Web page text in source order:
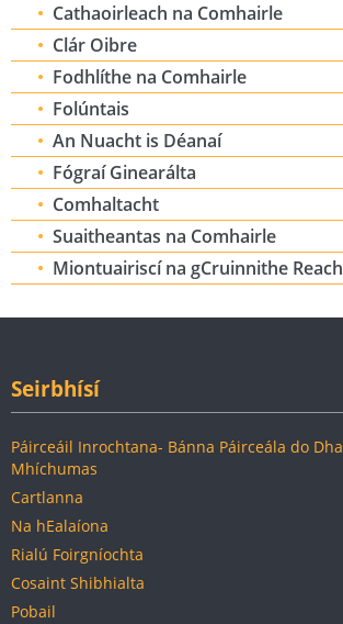
Cathaoirleach na Comhairle
Clár Oibre
Fodhlíthe na Comhairle
Folúntais
An Nuacht is Déanaí
Fógraí Ginearálta
Comhaltacht
Suaitheantas na Comhairle
Miontuairiscí na gCruinnithe
Seirbhísí
Páirceáil Inrochtana- Bánna Páirceála do
Mhíchumas
Cartlanna
Na hEalaíona
Rialú Foirgníochta
Cosaint Shibhialta
Pobail